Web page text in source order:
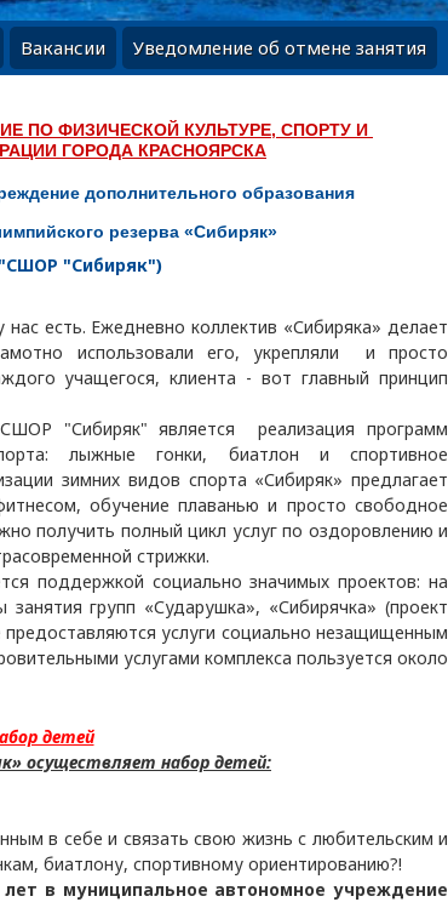
Вакансии Уведомление об отмене занятия
ПО ФИЗИЧЕСКОЙ КУЛЬТУРЕ, СПОРТУ И
ГОРОДА КРАСНОЯРСКА
дополнительного образования
резерва «Сибиряк»
"Сибиряк")
есть. Ежедневно коллектив «Сибиряка» делает
использовали его, укрепляли и просто
учащегося, клиента - вот главный принцип
"Сибиряк" является реализация программ
лыжные гонки, биатлон и спортивное
зимних видов спорта «Сибиряк» предлагает
обучение плаванью и просто свободное
получить полный цикл услуг по оздоровлению и
стрижки.
поддержкой социально значимых проектов: на
занятия групп «Сударушка», «Сибирячка» (проект
услуги социально незащищенным
услугами комплекса пользуется около
детей
осуществляет набор детей:
в себе и связать свою жизнь с любительским и
биатлону, спортивному ориентированию?!
в муниципальное автономное учреждение